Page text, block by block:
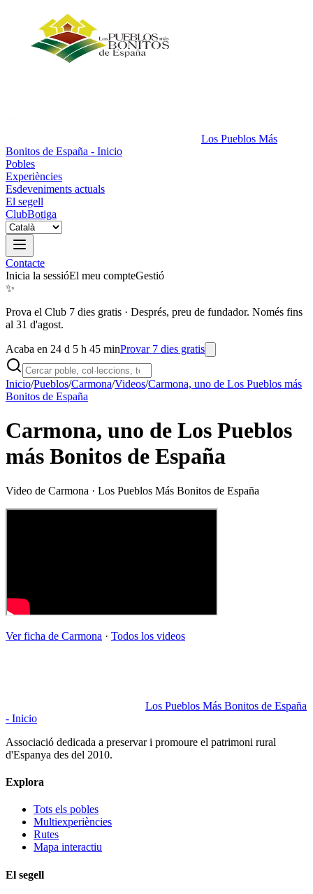
Los Pueblos Más
Bonitos de España - Inicio
Pobles
Experiències
Esdeveniments actuals
El segell
ClubBotiga
Contacte
Inicia la sessióEl meu compteGestió
✨
Prova el Club 7 dies gratis · Després, preu de fundador. Només fins
al 31 d'agost.
Acaba en 24 d 5 h 45 minProvar 7 dies gratis
Inicio/Pueblos/Carmona/Videos/Carmona, uno de Los Pueblos más
Bonitos de España
Carmona, uno de Los Pueblos
más Bonitos de España
Video de Carmona · Los Pueblos Más Bonitos de España
Ver ficha de Carmona · Todos los videos
Los Pueblos Más Bonitos de España
- Inicio
Associació dedicada a preservar i promoure el patrimoni rural
d'Espanya des del 2010.
Explora
Tots els pobles
Multiexperiències
Rutes
Mapa interactiu
El segell